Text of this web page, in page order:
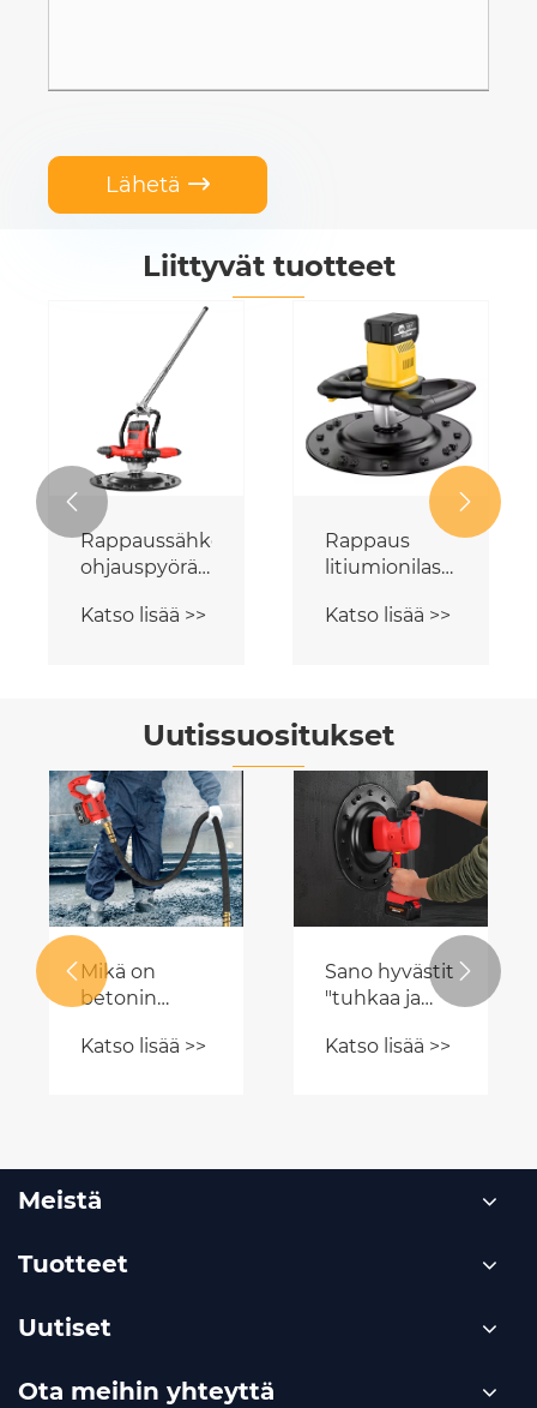
Lähetä 
Liittyvät tuotteet
Rappaus
litiumionilastalla
kahvalla
Katso lisää >>
Langaton
rappauslastalla
kahvalla
Katso lisää >>
 
Uutissuositukset
SÄHKÖPÄIVÄ
VAIKUTTAVAT
MANUAL
LOSTI: Kumpi
sopii
paremmin
rakenteen
rappaamiseen?
Katso lisää >>
Kipsilasvalaiden
eri
materiaalien
ymmärtäminen
Katso lisää >>
 
Meistä
Tuotteet
Uutiset
Ota meihin yhteyttä